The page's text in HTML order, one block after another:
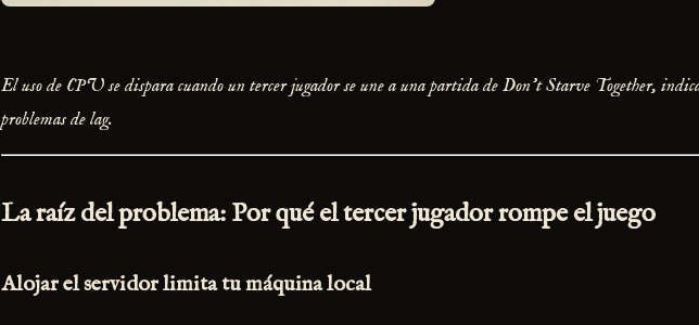
El uso de CPU se dispara cuando un tercer jugador se une a una partida de Don't Starve Together,
problemas de lag.
La raíz del problema: Por qué el tercer jugador rompe el juego
Alojar el servidor limita tu máquina local